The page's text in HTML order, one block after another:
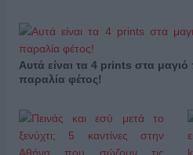
Αυτά είναι τα 4 prints στα
παραλία φέτος!